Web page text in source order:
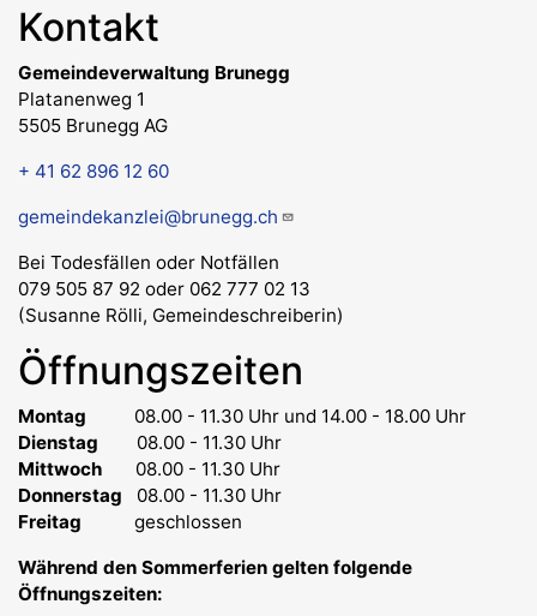
Kontakt
Gemeindeverwaltung Brunegg
Platanenweg 1
5505 Brunegg AG
+ 41 62 896 12 60
gemeindekanzlei@brunegg.ch
Bei Todesfällen oder Notfällen
079 505 87 92 oder 062 777 02 13
(Susanne Rölli, Gemeindeschreiberin)
Öffnungszeiten
Montag 08.00 - 11.30 Uhr und 14.00 - 18.00 Uhr
Dienstag 08.00 - 11.30 Uhr
Mittwoch 08.00 - 11.30 Uhr
Donnerstag 08.00 - 11.30 Uhr
Freitag geschlossen
Während den Sommerferien gelten folgende
Öffnungszeiten: